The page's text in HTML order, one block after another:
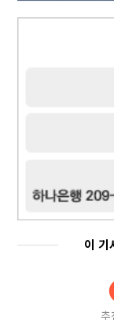
이 기
추